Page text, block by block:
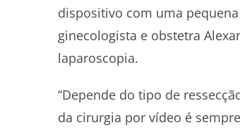
dispositivo com uma
ginecologista e obstetra
laparoscopia.
“Depende do tipo de
da cirurgia por vídeo é